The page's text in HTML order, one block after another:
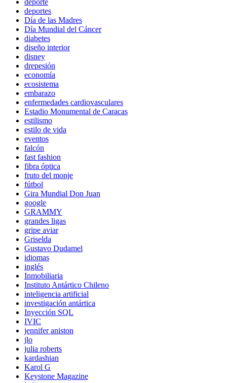
deportes
Día de las Madres
Día Mundial del Cáncer
diabetes
diseño interior
disney
drepesión
economía
ecosistema
embarazo
enfermedades cardiovasculares
Estadio Monumental de Caracas
estilismo
estilo de vida
eventos
falcón
fast fashion
fibra óptica
fruto del monje
fútbol
Gira Mundial Don Juan
google
GRAMMY
grandes ligas
gripe aviar
Griselda
Gustavo Dudamel
idiomas
inglés
Inmobiliaria
Instituto Antártico Chileno
inteligencia artificial
investigación antártica
Inyección SQL
IVIC
jennifer aniston
jlo
julia roberts
kardashian
Karol G
Keystone Magazine